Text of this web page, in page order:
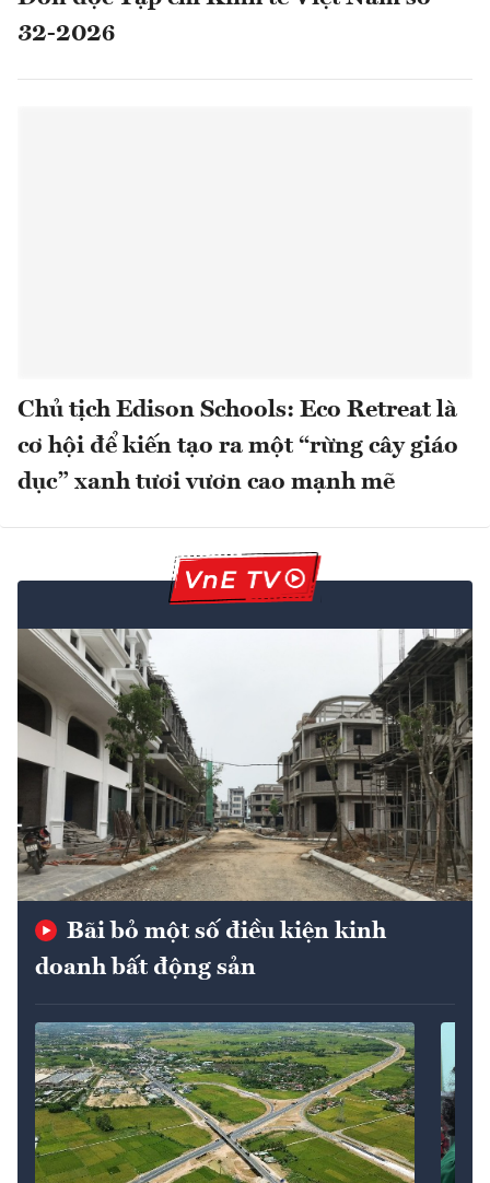
Bãi bỏ một số điều kiện kinh
doanh bất động sản
32-2026
Chủ tịch Edison Schools: Eco Retreat là
cơ hội để kiến tạo ra một “rừng cây giáo
dục” xanh tươi vươn cao mạnh mẽ